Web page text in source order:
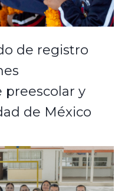
de registro
preescolar y
de México